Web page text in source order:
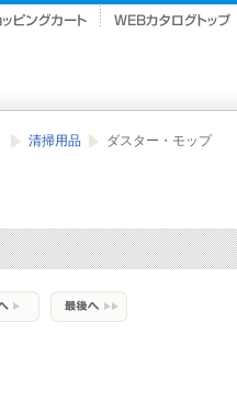
清掃用品 ダスター・モップ